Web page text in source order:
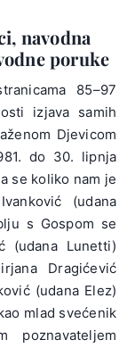
navodna
poruke
85–97
izjava samih
Djevicom
do 30. lipnja
se koliko nam je
(udana
s Gospom se
(udana Lunetti)
Dragićević
(udana Elez)
mlad svećenik